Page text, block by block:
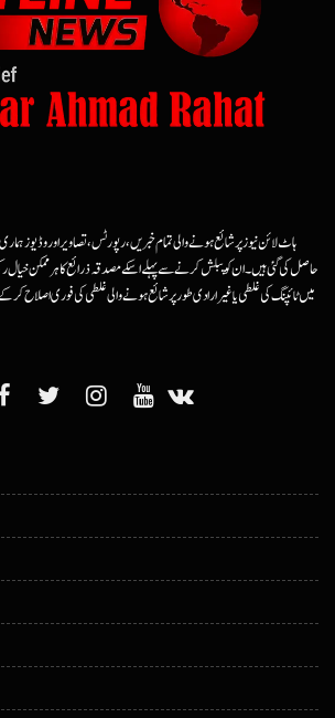
ہاٹ لائن نیوز پر شائع ہونے والی تمام خبریں، رپورٹس، تصاویر اور وڈیوز
حاصل کی گئی ہیں۔ ان کو پبلش کرنے سے پہلے اسکے مصدقہ ذرائع کا ہرممکن خیال
میں ٹائپنگ کی غلطی یا غیرارادی طور پر شائع ہونے والی غلطی کی فوری اصلاح